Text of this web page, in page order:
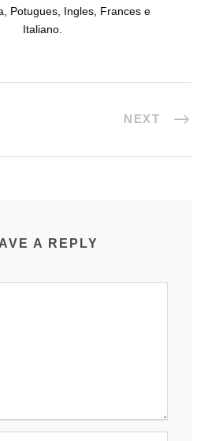
Potugues, Ingles, Frances e
Italiano.
NEXT
A REPLY